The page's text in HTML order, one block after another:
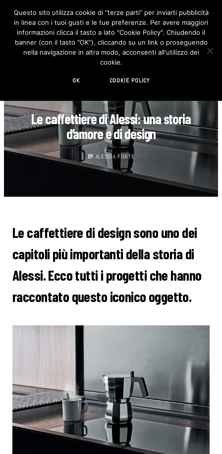
F
c
e
b
o
I
n
s
t
Le caffettiere di Alessi: una storia
d’amore e di design
BY ALESSIA FORTE
Le caffettiere di design sono uno dei
capitoli più importanti della storia di
Alessi. Ecco tutti i progetti che hanno
raccontato questo iconico oggetto.
Questo sito utilizza cookie di “terze parti” per inviarti pubblicità
in linea con i tuoi gusti e le tue preferenze. Per avere maggiori
informazioni clicca il tasto a lato "Cookie Policy". Chiudendo il
banner (con il tasto "OK"), cliccando su un link o proseguendo
nella navigazione in altra modo, acconsenti all'utilizzo dei
cookie.
OK COOKIE POLICY